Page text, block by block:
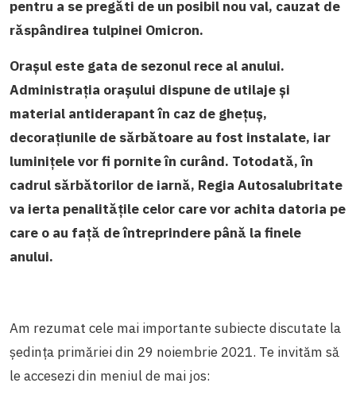
pentru a se pregăti de un posibil nou val, cauzat de
răspândirea tulpinei Omicron.
Orașul este gata de sezonul rece al anului.
Administrația orașului dispune de utilaje și
material antiderapant în caz de ghețuș,
decorațiunile de sărbătoare au fost instalate, iar
luminițele vor fi pornite în curând. Totodată, în
cadrul sărbătorilor de iarnă, Regia Autosalubritate
va ierta penalitățile celor care vor achita datoria pe
care o au față de întreprindere până la finele
anului.
Am rezumat cele mai importante subiecte discutate la
ședința primăriei din 29 noiembrie 2021. Te invităm să
le accesezi din meniul de mai jos: